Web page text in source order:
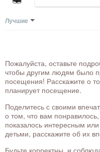
Лучшие
Пожалуйста, оставьте
чтобы другим людям было
посещения! Расскажите о
планирует посещение.
Поделитесь с своими
о том, что вам
показалось интересным
детьми, расскажите об их
Будьте корректны, и